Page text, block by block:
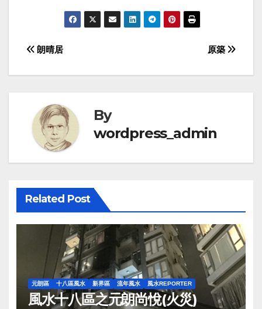
Post
navigation
原築
朗晴居
By
wordpress_admin
Related Post
元朗區 十八區風水 新界區 流年風水 風水REPORTER
風水十八區之元朗尚悅(火災)